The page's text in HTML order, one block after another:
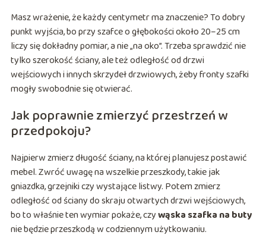
Masz wrażenie, że każdy centymetr ma znaczenie? To dobry
punkt wyjścia, bo przy szafce o głębokości około 20–25 cm
liczy się dokładny pomiar, a nie „na oko”. Trzeba sprawdzić nie
tylko szerokość ściany, ale też odległość od drzwi
wejściowych i innych skrzydeł drzwiowych, żeby fronty szafki
mogły swobodnie się otwierać.
Jak poprawnie zmierzyć przestrzeń w
przedpokoju?
Najpierw zmierz długość ściany, na której planujesz postawić
mebel. Zwróć uwagę na wszelkie przeszkody, takie jak
gniazdka, grzejniki czy wystające listwy. Potem zmierz
odległość od ściany do skraju otwartych drzwi wejściowych,
bo to właśnie ten wymiar pokaże, czywąska szafka na buty
nie będzie przeszkodą w codziennym użytkowaniu.